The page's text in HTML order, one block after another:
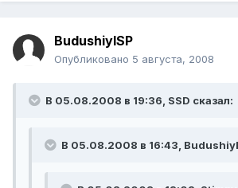
BudushiyISP
Опубликовано 5 августа, 2008
В 05.08.2008 в 19:36, SSD сказал:
В 05.08.2008 в 16:43,